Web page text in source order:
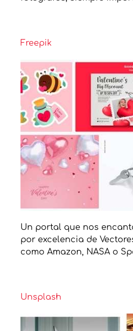
Freepik
Un portal que nos
por excelencia de
como Amazon, NASA o
Unsplash